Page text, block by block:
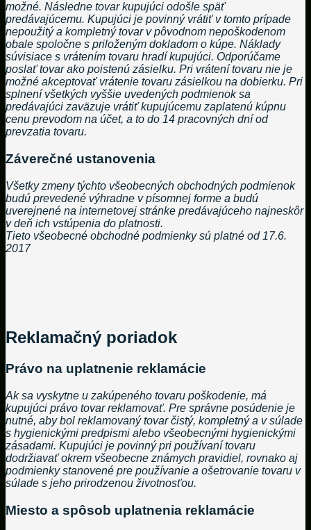
možné. Následne tovar kupujúci odošle späť
predávajúcemu. Kupujúci je povinný vrátiť v tomto prípade
nepoužitý a kompletný tovar v pôvodnom nepoškodenom
obale spoločne s priloženým dokladom o kúpe. Náklady
súvisiace s vrátením tovaru hradí kupujúci. Odporúčame
poslať tovar ako poistenú zásielku. Pri vrátení tovaru nie je
možné akceptovať vrátenie tovaru zásielkou na dobierku. Pri
splnení všetkých vyššie uvedených podmienok sa
predávajúci zaväzuje vrátiť kupujúcemu zaplatenú kúpnu
cenu prevodom na účet, a to do 14 pracovných dní od
prevzatia tovaru.
Záverečné ustanovenia
Všetky zmeny týchto všeobecných obchodných podmienok
budú prevedené výhradne v písomnej forme a budú
uverejnené na internetovej stránke predávajúceho najneskôr
v deň ich vstúpenia do platnosti.
Tieto všeobecné obchodné podmienky sú platné od 17.6.
2017
Reklamačný poriadok
Právo na uplatnenie reklamácie
Ak sa vyskytne u zakúpeného tovaru poškodenie, má
kupujúci právo tovar reklamovať. Pre správne posúdenie je
nutné, aby bol reklamovaný tovar čistý, kompletný a v súlade
s hygienickými predpismi alebo všeobecnými hygienickými
zásadami. Kupujúci je povinný pri používaní tovaru
dodržiavať okrem všeobecne známych pravidiel, rovnako aj
podmienky stanovené pre používanie a ošetrovanie tovaru v
súlade s jeho prirodzenou životnosťou.
Miesto a spôsob uplatnenia reklamácie